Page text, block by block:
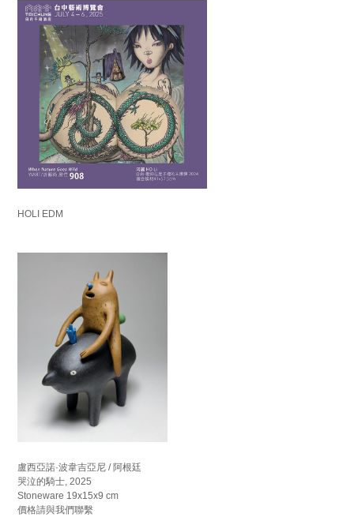
HOLI EDM
盧西亞諾·波韋吉亞尼 / 阿根廷
哭泣的騎士, 2025
Stoneware 19x15x9 cm
價格請與我們聯繫